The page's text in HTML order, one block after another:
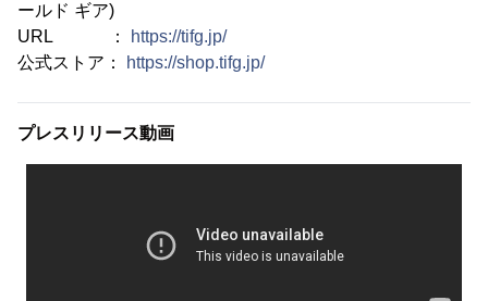
ールド ギア)
URL ：
https://tifg.jp/
公式ストア：
https://shop.tifg.jp/
プレスリリース動画